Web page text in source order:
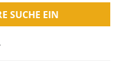
SUCHE EIN